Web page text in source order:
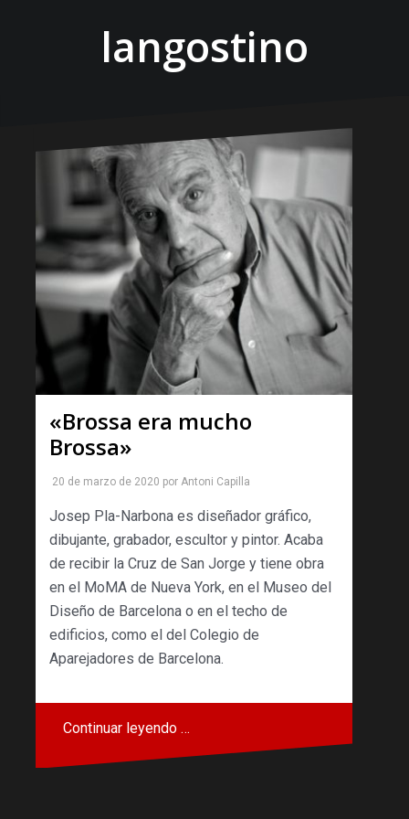
langostino
«Brossa era mucho
Brossa»
20 de marzo de 2020 por Antoni Capilla
Josep Pla-Narbona es diseñador gráfico,
dibujante, grabador, escultor y pintor. Acaba
de recibir la Cruz de San Jorge y tiene obra
en el MoMA de Nueva York, en el Museo del
Diseño de Barcelona o en el techo de
edificios, como el del Colegio de
Aparejadores de Barcelona.
Continuar leyendo …